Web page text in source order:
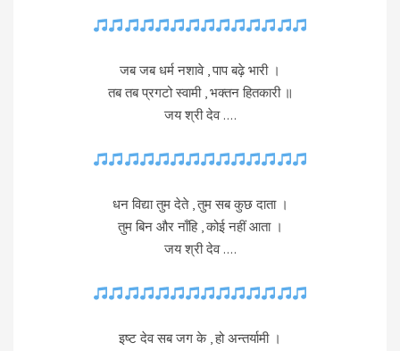
जब जब धर्म नशावे , पाप बढ़े भारी ।
तब तब प्रगटो स्वामी , भक्तन हितकारी ॥
जय श्री देव ….
धन विद्या तुम देते , तुम सब कुछ दाता ।
तुम बिन और नाँहि , कोई नहीं आता ।
जय श्री देव ….
इष्ट देव सब जग के , हो अन्तर्यामी ।